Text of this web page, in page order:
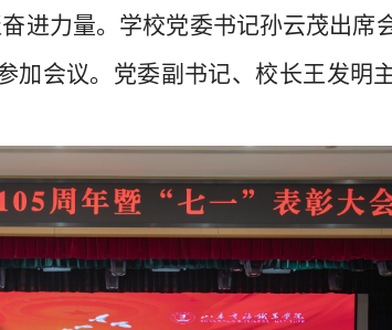
进力量。学校党委书记孙云茂出席
加会议。党委副书记、校长王发明